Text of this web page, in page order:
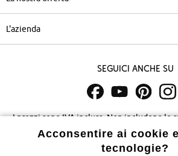
L'azienda
Seguici anche su
I prezzi sono IVA inclusa. Non includonole
costi di servizio.
Acconsentire ai cookie
tecnologie?